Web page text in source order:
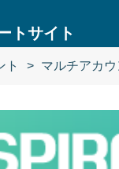
トサイト
ト マルチアカ